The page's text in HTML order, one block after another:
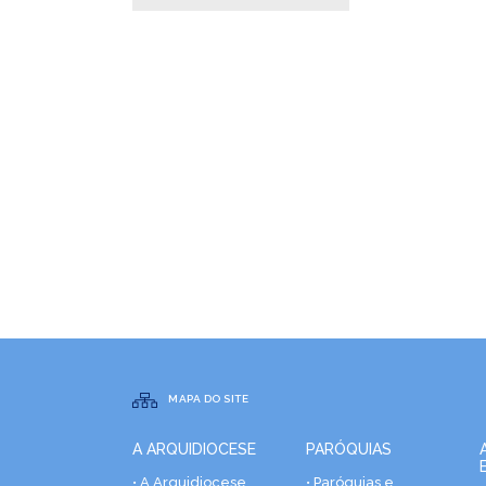
MAPA DO SITE
A ARQUIDIOCESE
• A Arquidiocese
PARÓQUIAS
• Paróquias e